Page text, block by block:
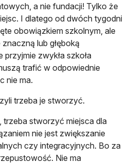
a nie fundacji! Tylko że
I dlatego od dwóch tygodni
obowiązkiem szkolnym, ale
lub głęboką
przyjmie zwykła szkoła
trafić w odpowiednie
nie ma.
trzeba je stworzyć.
trzeba stworzyć miejsca dla
nie jest zwiększanie
czy integracyjnych. Bo za
Nie ma